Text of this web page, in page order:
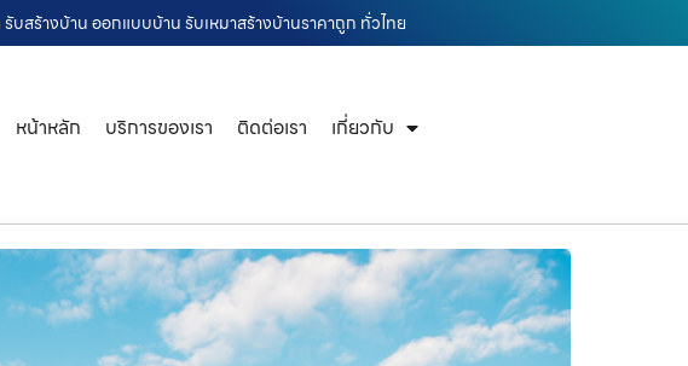
บสร้างบ้าน ออกแบบบ้าน รับเหมาสร้างบ้านราคาถูก ทั่วไทย
หน้าหลัก บริการของเรา ติดต่อเรา เกี่ยวกับ